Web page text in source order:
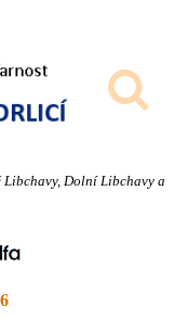
Libchavy, Dolní Libchavy a